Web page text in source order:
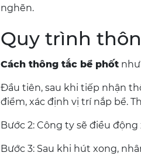
nghẽn.
Quy trình
Cách thông tắc bể phốt như
Đầu tiên, sau khi tiếp nhận
điểm, xác định vị trí nắp bể.
Bước 2: Công ty sẽ điều
Bước 3: Sau khi hút xong,